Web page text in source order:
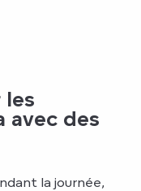
les
avec des
la journée,